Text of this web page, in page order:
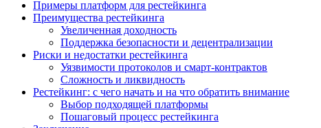
Примеры платформ для рестейкинга
Преимущества рестейкинга
Увеличенная доходность
Поддержка безопасности и децентрализации
Риски и недостатки рестейкинга
Уязвимости протоколов и смарт-контрактов
Сложность и ликвидность
Рестейкинг: с чего начать и на что обратить внимание
Выбор подходящей платформы
Пошаговый процесс рестейкинга